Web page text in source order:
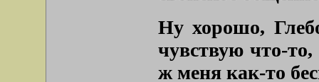
Ну хорошо,
чувствую что-
ж меня как-то